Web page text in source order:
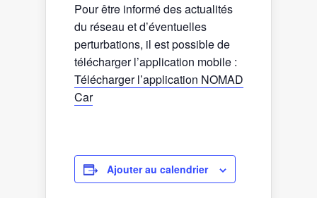
Pour être informé des actualités
du réseau et d’éventuelles
perturbations, il est possible de
télécharger l’application mobile :
Télécharger l’application NOMAD
Car
Ajouter au calendrier